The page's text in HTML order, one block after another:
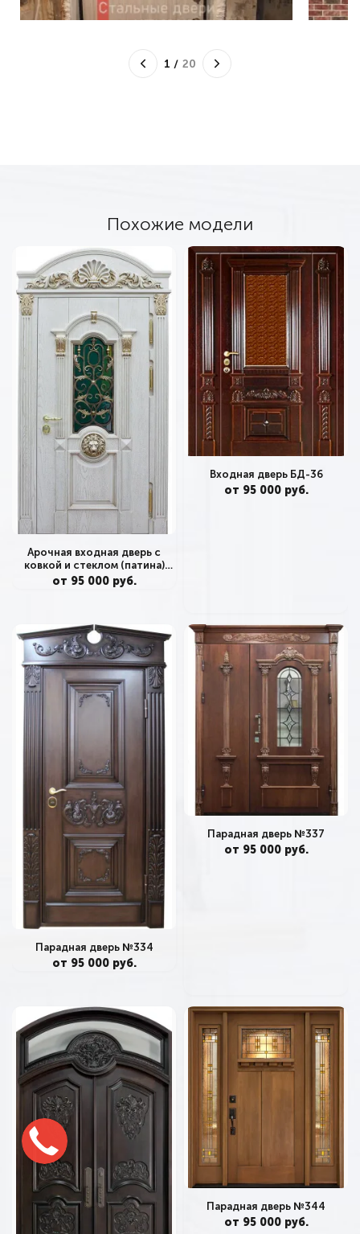
1 / 20
Похожие модели
Арочная входная дверь с
ковкой и стеклом (патина)
№362
от 95 000 руб.
Входная дверь БД-36
от 95 000 руб.
Парадная дверь №334
от 95 000 руб.
Парадная дверь №337
от 95 000 руб.
Парадная дверь №344
от 95 000 руб.